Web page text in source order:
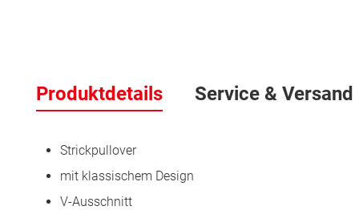
Bildergalerie
springen
Produktdetails
Strickpullover
mit klassischem Design
V-Ausschnitt
Service & Versand